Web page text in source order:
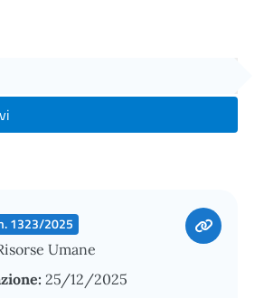
1323/2025
Umane
25/12/2025